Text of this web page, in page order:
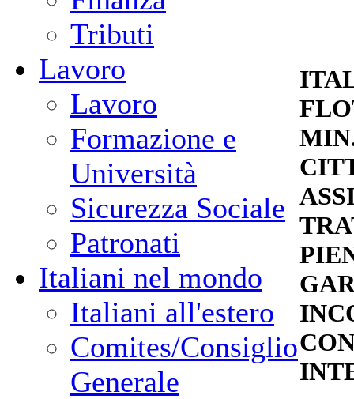
Tributi
Lavoro
Lavoro
Formazione e
Università
Sicurezza Sociale
Patronati
Italiani nel mondo
Italiani all'estero
Comites/Consiglio
Generale